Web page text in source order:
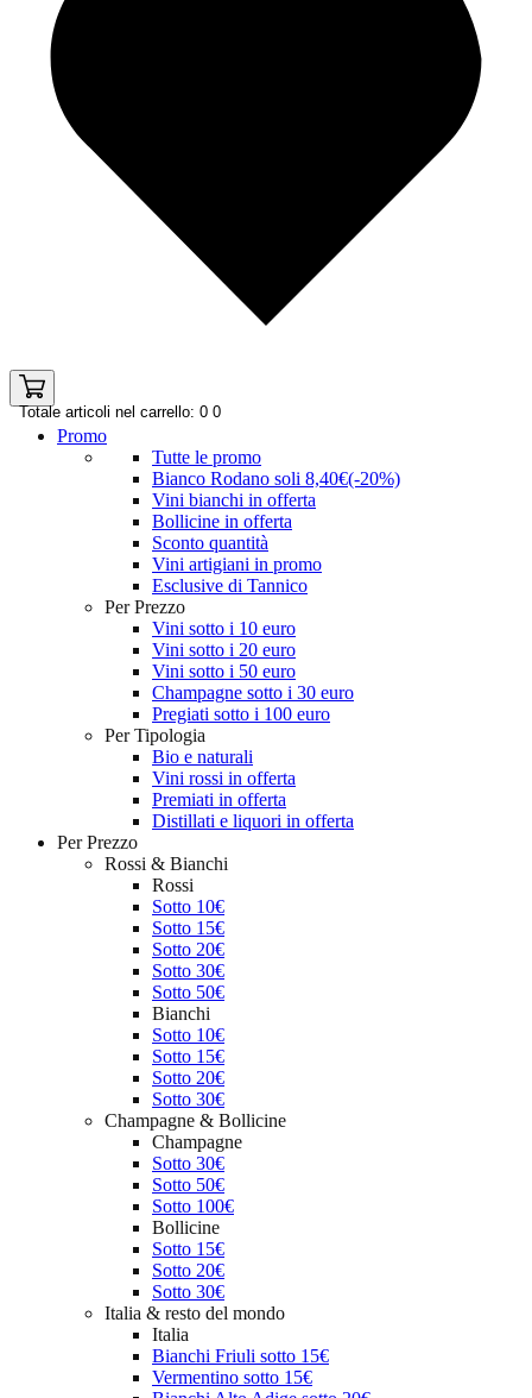
Totale articoli nel carrello: 0 0
Promo
Tutte le promo
Bianco Rodano soli 8,40€(-20%)
Vini bianchi in offerta
Bollicine in offerta
Sconto quantità
Vini artigiani in promo
Esclusive di Tannico
Per Prezzo
Vini sotto i 10 euro
Vini sotto i 20 euro
Vini sotto i 50 euro
Champagne sotto i 30 euro
Pregiati sotto i 100 euro
Per Tipologia
Bio e naturali
Vini rossi in offerta
Premiati in offerta
Distillati e liquori in offerta
Per Prezzo
Rossi & Bianchi
Rossi
Sotto 10€
Sotto 15€
Sotto 20€
Sotto 30€
Sotto 50€
Bianchi
Sotto 10€
Sotto 15€
Sotto 20€
Sotto 30€
Champagne & Bollicine
Champagne
Sotto 30€
Sotto 50€
Sotto 100€
Bollicine
Sotto 15€
Sotto 20€
Sotto 30€
Italia & resto del mondo
Italia
Bianchi Friuli sotto 15€
Vermentino sotto 15€